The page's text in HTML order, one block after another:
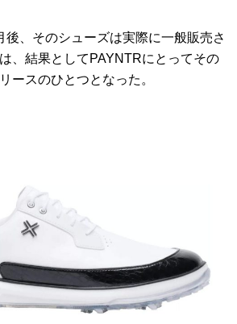
後、そのシューズは実際に一般販売さ
、結果としてPAYNTRにとってその
ースのひとつとなった。